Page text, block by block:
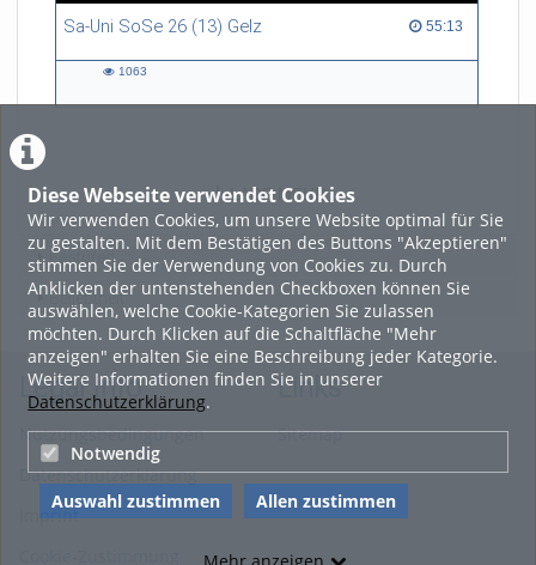
Diese Webseite verwendet Cookies
Wir verwenden Cookies, um unsere Website optimal für Sie
zu gestalten. Mit dem Bestätigen des Buttons "Akzeptieren"
stimmen Sie der Verwendung von Cookies zu. Durch
Anklicken der untenstehenden Checkboxen können Sie
auswählen, welche Cookie-Kategorien Sie zulassen
möchten. Durch Klicken auf die Schaltfläche "Mehr
anzeigen" erhalten Sie eine Beschreibung jeder Kategorie.
Weitere Informationen finden Sie in unserer
Datenschutzerklärung.
Notwendig
Auswahl zustimmen Allen zustimmen
Sa-Uni SoSe 26 (13) Gelz 55:13
55:13 duration
1063
LADE MEHR
Featured
Beliebtheit
Legal Info
Nutzungsbedingungen
Datenschutzerklärung
Imprint
Links
Sitemap